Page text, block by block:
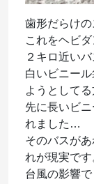
歯形だらけの
これをヘビ
２キロ近いバ
白いビニー
ようとして
先に長いビ
れました…
そのバスが
れが現実です
台風の影響